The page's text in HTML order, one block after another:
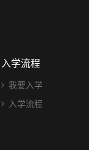
入学流程
我要入学
入学流程